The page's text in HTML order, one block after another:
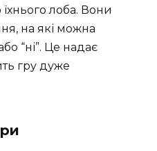
лоба. Вони
на які можна
“ні”. Це надає
гру дуже